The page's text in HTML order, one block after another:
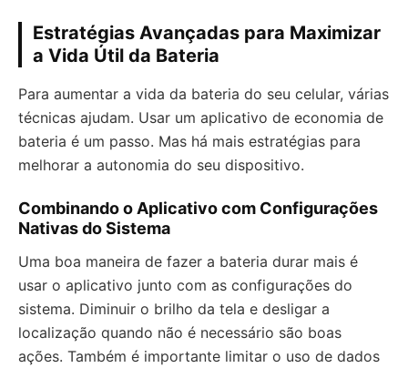
Estratégias Avançadas para Maximizar
a Vida Útil da Bateria
Para aumentar a vida da bateria do seu celular, várias
técnicas ajudam. Usar um aplicativo de economia de
bateria é um passo. Mas há mais estratégias para
melhorar a autonomia do seu dispositivo.
Combinando o Aplicativo com Configurações
Nativas do Sistema
Uma boa maneira de fazer a bateria durar mais é
usar o aplicativo junto com as configurações do
sistema. Diminuir o brilho da tela e desligar a
localização quando não é necessário são boas
ações. Também é importante limitar o uso de dados